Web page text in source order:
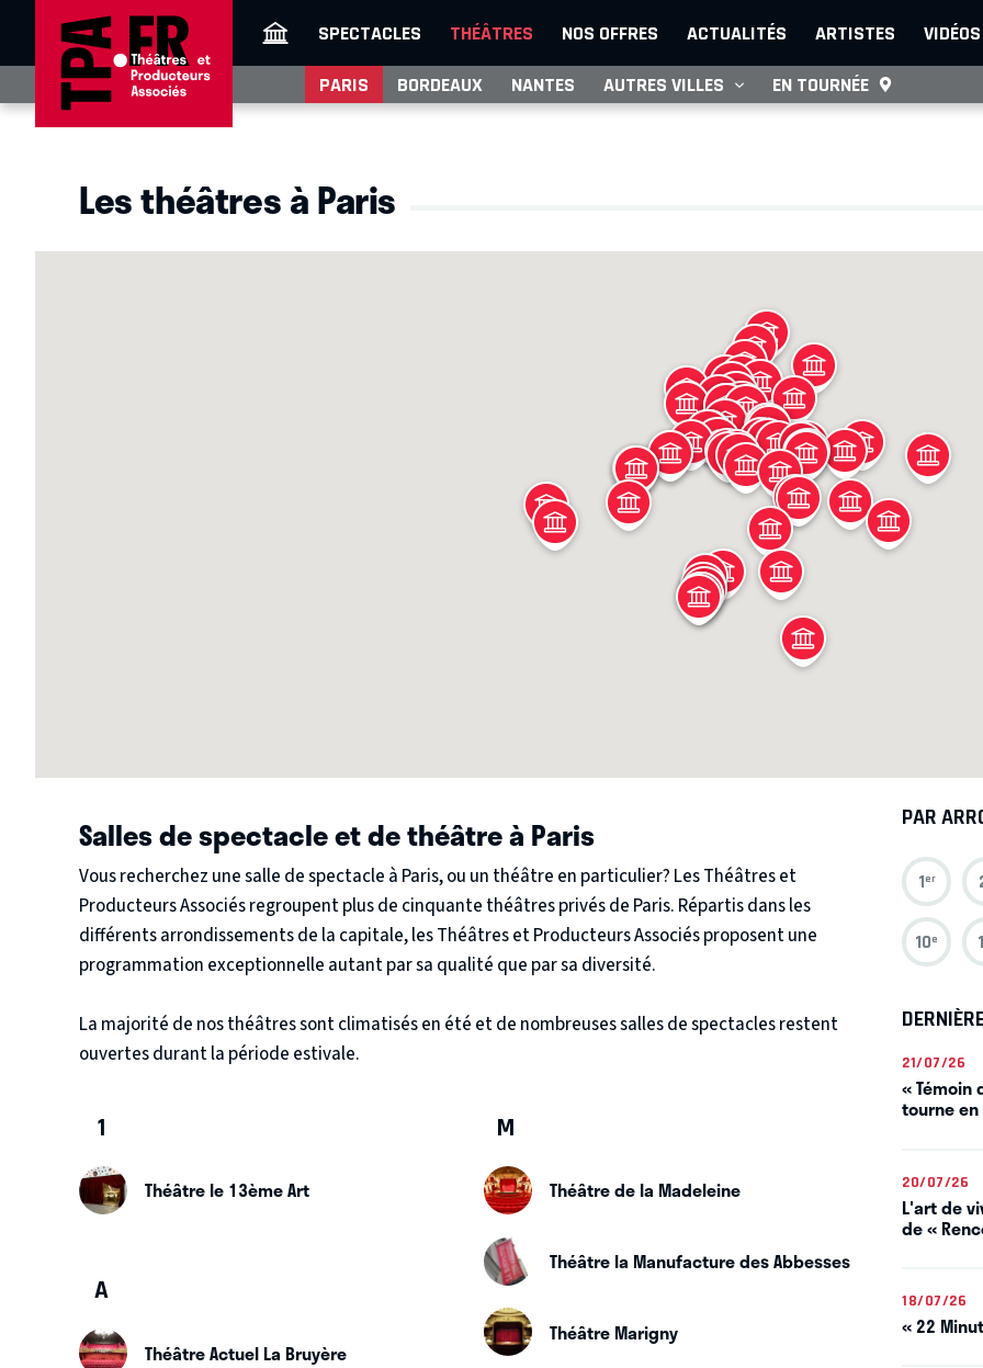
SPECTACLES THÉÂTRES NOS OFFRES ACTUALITÉS ARTISTES VIDÉOS
PARIS BORDEAUX NANTES AUTRES VILLES EN TOURNÉE
Les théâtres à Paris
Salles de spectacle et de théâtre à Paris
Vous recherchez une salle de spectacle à Paris, ou un théâtre en particulier? Les Théâtres et
Producteurs Associés regroupent plus de cinquante théâtres privés de Paris. Répartis dans les
différents arrondissements de la capitale, les Théâtres et Producteurs Associés proposent une
programmation exceptionnelle autant par sa qualité que par sa diversité.
La majorité de nos théâtres sont climatisés en été et de nombreuses salles de spectacles restent
ouvertes durant la période estivale.
1
Théâtre le 13ème Art
A
Théâtre Actuel La Bruyère
M
Théâtre de la Madeleine
Théâtre la Manufacture des Abbesses
Théâtre Marigny
PAR
1er
10e
21/07/26
« Témoin
tourne
20/07/26
L'art de
de «
18/07/26
« 22